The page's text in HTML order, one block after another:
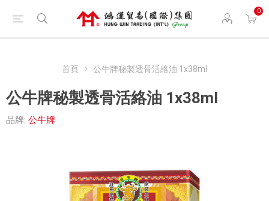
0
首頁 公牛牌秘製透骨活絡油 1x38ml
公牛牌秘製透骨活絡油 1x38ml
品牌: 公牛牌